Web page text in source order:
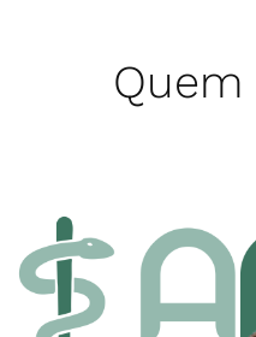
Quem